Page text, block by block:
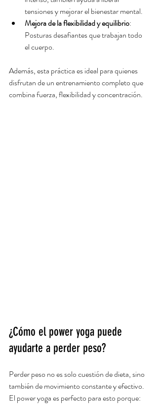
tensiones y mejorar el bienestar mental.
Mejora de la flexibilidad y equilibrio:
Posturas desafiantes que trabajan todo
el cuerpo.
Además, esta práctica es ideal para quienes
disfrutan de un entrenamiento completo que
combina fuerza, flexibilidad y concentración.
¿Cómo el power yoga puede
ayudarte a perder peso?
Perder peso no es solo cuestión de dieta, sino
también de movimiento constante y efectivo.
El power yoga es perfecto para esto porque: